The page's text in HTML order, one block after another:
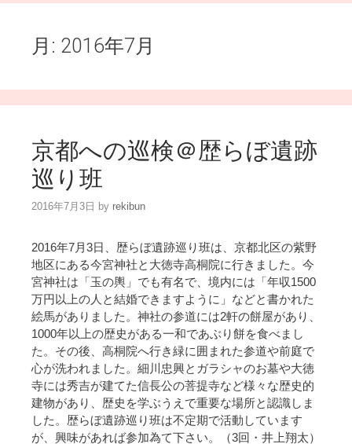
月: 2016年7月
京都への巡検＠歴らぼ遺跡
巡り班
2016年7月3日 by rekibun
2016年7月3日、歴らぼ遺跡巡り班は、京都北区の紫野
地区にある今宮神社と大徳寺高桐院に行きました。今
宮神社は「玉の輿」でも有名で、境内には「年収1500
万円以上の人と結婚できますように」などと書かれた
絵馬がありました。神社の参道には2軒の餅屋があり、
1000年以上の歴史がある一和であぶり餅を食べまし
た。その後、高桐院へ行き緑に囲まれた参道や前庭で
心が洗われました。細川忠興とガラシャのお墓や大徳
寺には秀吉が建てた信長公の菩提寺など様々な歴史的
建物があり、歴史を学ぶうえで重要な場所と認識しま
した。歴らぼ遺跡巡り班は不定期で活動しています
が、興味があれば参加為て下さい。（3回・井上翔太）